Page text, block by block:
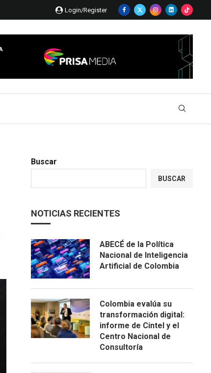
Login/Register
Buscar
BUSCAR
NOTICIAS RECIENTES
ABECÉ de la Política
Nacional de Inteligencia
Artificial de Colombia
Colombia evalúa su
transformación digital:
informe de Cintel y el
Centro Nacional de
Consultoría